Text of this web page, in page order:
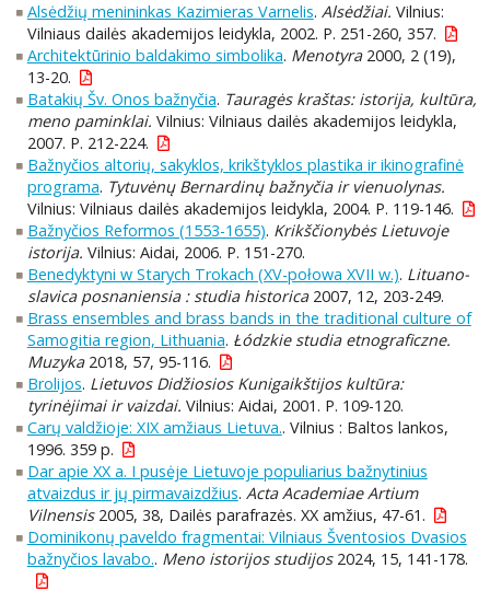
Alsėdžių menininkas Kazimieras Varnelis. Alsėdžiai. Vilnius:
Vilniaus dailės akademijos leidykla, 2002. P. 251-260, 357.
Architektūrinio baldakimo simbolika. Menotyra2000, 2 (19),
13-20.
Batakių Šv. Onos bažnyčia. Tauragės kraštas: istorija, kultūra,
meno paminklai. Vilnius: Vilniaus dailės akademijos leidykla,
2007. P. 212-224.
Bažnyčios altorių, sakyklos, krikštyklos plastika ir ikinografinė
programa. Tytuvėnų Bernardinų bažnyčia ir vienuolynas.
Vilnius: Vilniaus dailės akademijos leidykla, 2004. P. 119-146.
Bažnyčios Reformos (1553-1655). Krikščionybės Lietuvoje
istorija. Vilnius: Aidai, 2006. P. 151-270.
Benedyktyni w Starych Trokach (XV-połowa XVII w.). Lituano-
slavica posnaniensia : studia historica2007, 12, 203-249.
Brass ensembles and brass bands in the traditional culture of
Samogitia region, Lithuania. Łódzkie studia etnograficzne.
Muzyka2018, 57, 95-116.
Brolijos. Lietuvos Didžiosios Kunigaikštijos kultūra:
tyrinėjimai ir vaizdai. Vilnius: Aidai, 2001. P. 109-120.
Carų valdžioje: XIX amžiaus Lietuva.. Vilnius : Baltos lankos,
1996. 359 p.
Dar apie XX a. I pusėje Lietuvoje populiarius bažnytinius
atvaizdus ir jų pirmavaizdžius. Acta Academiae Artium
Vilnensis2005, 38, Dailės parafrazės. XX amžius, 47-61.
Dominikonų paveldo fragmentai: Vilniaus Šventosios Dvasios
bažnyčios lavabo.. Meno istorijos studijos2024, 15, 141-178.